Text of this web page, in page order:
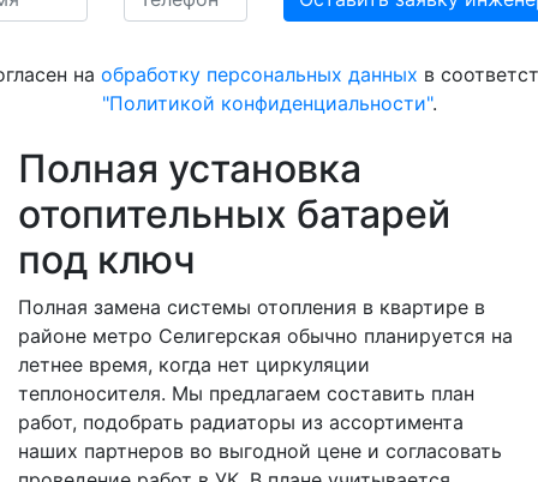
на обработку персональных данных в
"Политикой конфиденциальности".
Полная установка
отопительных батарей
под ключ
Полная замена системы отопления в квартире в
районе метро Селигерская обычно планируется на
летнее время, когда нет циркуляции
теплоносителя. Мы предлагаем составить план
работ, подобрать радиаторы из ассортимента
наших партнеров во выгодной цене и согласовать